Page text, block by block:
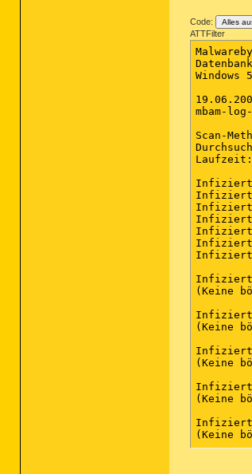
Code: Alles
ATTFilter
Windows
mbam-
Scan-
(Keine
(Keine
(Keine
(Keine
(Keine